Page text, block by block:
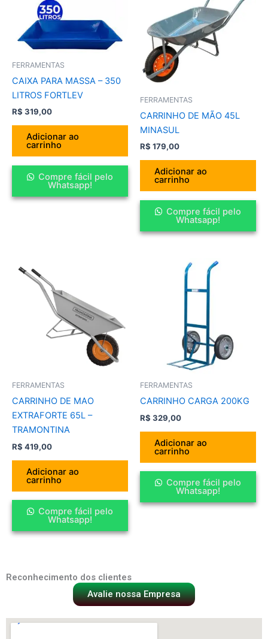
FERRAMENTAS
CAIXA PARA MASSA – 350
LITROS FORTLEV
R$ 319,00
Adicionar ao
carrinho
Compre fácil pelo
Whatsapp!
FERRAMENTAS
CARRINHO DE MÃO 45L
MINASUL
R$ 179,00
Adicionar ao
carrinho
Compre fácil pelo
Whatsapp!
FERRAMENTAS
CARRINHO DE MAO
EXTRAFORTE 65L –
TRAMONTINA
R$ 419,00
Adicionar ao
carrinho
Compre fácil pelo
Whatsapp!
FERRAMENTAS
CARRINHO CARGA 200KG
R$ 329,00
Adicionar ao
carrinho
Compre fácil pelo
Whatsapp!
Reconhecimento dos clientes
Avalie nossa Empresa